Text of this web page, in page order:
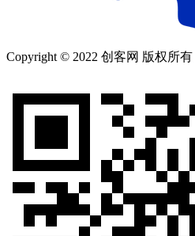
Copyright © 2022 创客网 版权所有